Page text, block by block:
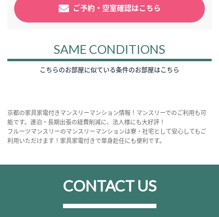
ご予約・空室確認はこちら
SAME CONDITIONS
こちらのお部屋に似ている条件のお部屋はこちら
京都の家具家電付きマンスリーマンション情報！マンスリーでのご利用も可
能です。連泊・長期出張の経費削減に、法人様にも大好評！
フルーツマンスリーのマンスリーマンションは寮・社宅として安心してもご
利用いただけます！家具家電付きで単身赴任にも便利です。
CONTACT US